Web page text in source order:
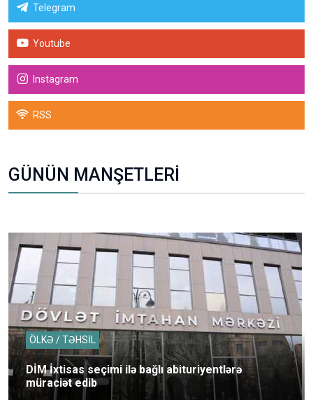
Telegram
Youtube
Instagram
RSS
GÜNÜN MANŞETLERİ
ÖLKƏ / TƏHSİL
DİM İxtisas seçimi ilə bağlı abituriyentlərə
müraciət edib